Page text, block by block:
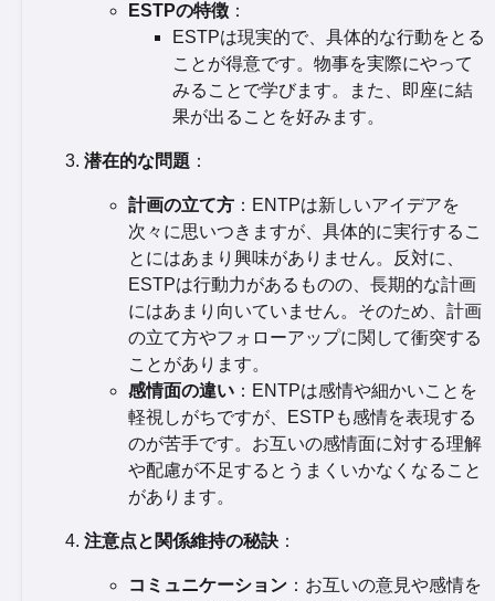
ESTPの特徴 ：
ESTPは現実的で、具体的な行動をとる
ことが得意です。物事を実際にやって
みることで学びます。また、即座に結
果が出ることを好みます。
潜在的な問題 ：
計画の立て方 ：ENTPは新しいアイデアを
次々に思いつきますが、具体的に実行するこ
とにはあまり興味がありません。反対に、
ESTPは行動力があるものの、長期的な計画
にはあまり向いていません。そのため、計画
の立て方やフォローアップに関して衝突する
ことがあります。
感情面の違い ：ENTPは感情や細かいことを
軽視しがちですが、ESTPも感情を表現する
のが苦手です。お互いの感情面に対する理解
や配慮が不足するとうまくいかなくなること
があります。
注意点と関係維持の秘訣 ：
コミュニケーション ：お互いの意見や感情を